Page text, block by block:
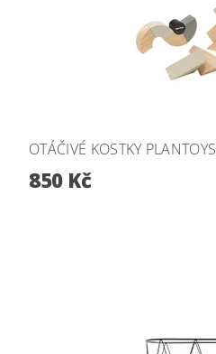
OTÁČIVÉ KOSTKY PLANTOYS
850 Kč